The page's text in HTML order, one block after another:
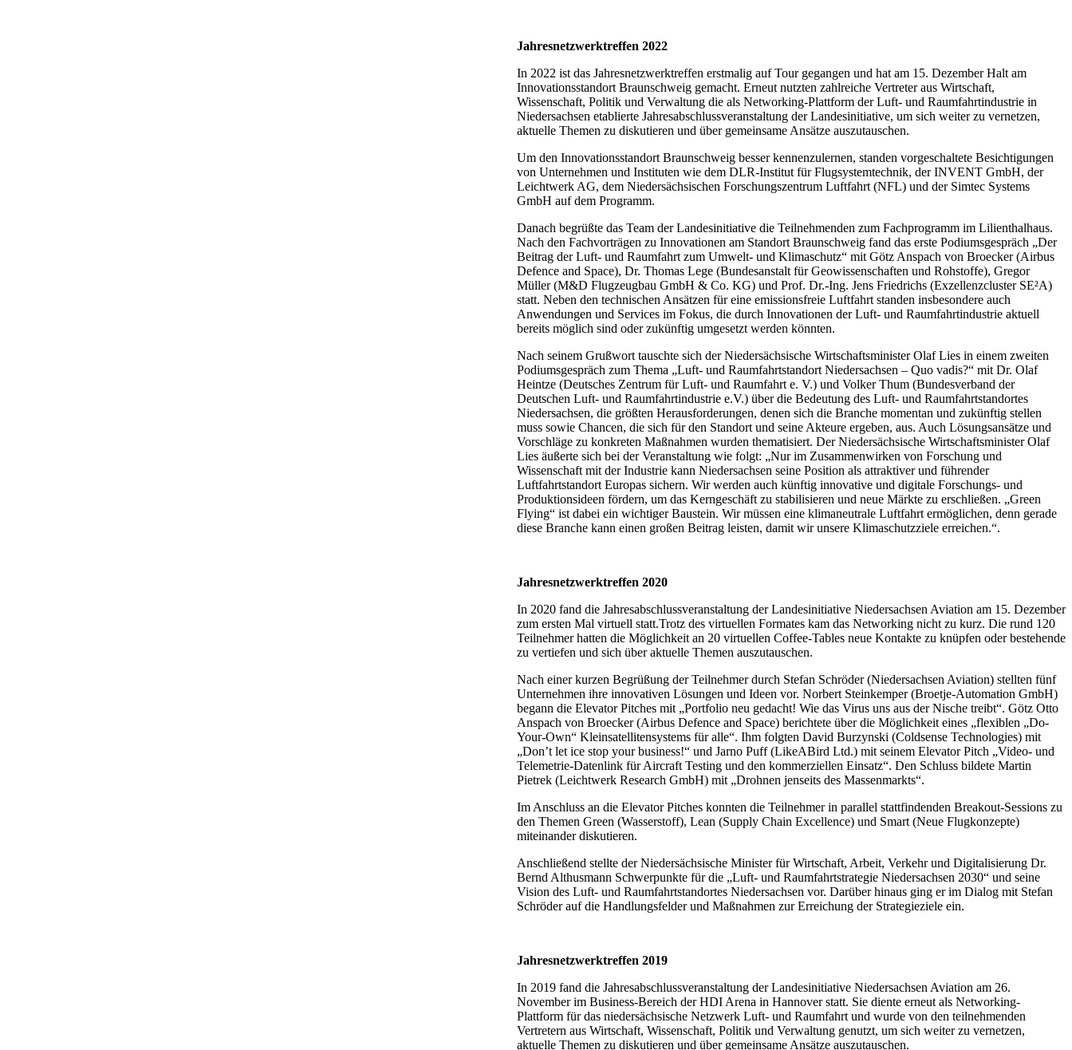
Jahresnetzwerktreffen 2022
In 2022 ist das Jahresnetzwerktreffen erstmalig auf Tour gegangen und hat am 15. Dezember Halt am
Innovationsstandort Braunschweig gemacht. Erneut nutzten zahlreiche Vertreter aus Wirtschaft,
Wissenschaft, Politik und Verwaltung die als Networking-Plattform der Luft- und Raumfahrtindustrie in
Niedersachsen etablierte Jahresabschlussveranstaltung der Landesinitiative, um sich weiter zu vernetzen,
aktuelle Themen zu diskutieren und über gemeinsame Ansätze auszutauschen.
Um den Innovationsstandort Braunschweig besser kennenzulernen, standen vorgeschaltete Besichtigungen
von Unternehmen und Instituten wie dem DLR-Institut für Flugsystemtechnik, der INVENT GmbH, der
Leichtwerk AG, dem Niedersächsischen Forschungszentrum Luftfahrt (NFL) und der Simtec Systems
GmbH auf dem Programm.
Danach begrüßte das Team der Landesinitiative die Teilnehmenden zum Fachprogramm im Lilienthalhaus.
Nach den Fachvorträgen zu Innovationen am Standort Braunschweig fand das erste Podiumsgespräch „Der
Beitrag der Luft- und Raumfahrt zum Umwelt- und Klimaschutz“ mit Götz Anspach von Broecker (Airbus
Defence and Space), Dr. Thomas Lege (Bundesanstalt für Geowissenschaften und Rohstoffe), Gregor
Müller (M&D Flugzeugbau GmbH & Co. KG) und Prof. Dr.-Ing. Jens Friedrichs (Exzellenzcluster SE²A)
statt. Neben den technischen Ansätzen für eine emissionsfreie Luftfahrt standen insbesondere auch
Anwendungen und Services im Fokus, die durch Innovationen der Luft- und Raumfahrtindustrie aktuell
bereits möglich sind oder zukünftig umgesetzt werden könnten.
Nach seinem Grußwort tauschte sich der Niedersächsische Wirtschaftsminister Olaf Lies in einem zweiten
Podiumsgespräch zum Thema „Luft- und Raumfahrtstandort Niedersachsen – Quo vadis?“ mit Dr. Olaf
Heintze (Deutsches Zentrum für Luft- und Raumfahrt e. V.) und Volker Thum (Bundesverband der
Deutschen Luft- und Raumfahrtindustrie e.V.) über die Bedeutung des Luft- und Raumfahrtstandortes
Niedersachsen, die größten Herausforderungen, denen sich die Branche momentan und zukünftig stellen
muss sowie Chancen, die sich für den Standort und seine Akteure ergeben, aus. Auch Lösungsansätze und
Vorschläge zu konkreten Maßnahmen wurden thematisiert. Der Niedersächsische Wirtschaftsminister Olaf
Lies äußerte sich bei der Veranstaltung wie folgt: „Nur im Zusammenwirken von Forschung und
Wissenschaft mit der Industrie kann Niedersachsen seine Position als attraktiver und führender
Luftfahrtstandort Europas sichern. Wir werden auch künftig innovative und digitale Forschungs- und
Produktionsideen fördern, um das Kerngeschäft zu stabilisieren und neue Märkte zu erschließen. „Green
Flying“ ist dabei ein wichtiger Baustein. Wir müssen eine klimaneutrale Luftfahrt ermöglichen, denn gerade
diese Branche kann einen großen Beitrag leisten, damit wir unsere Klimaschutzziele erreichen.“.
Jahresnetzwerktreffen 2020
In 2020 fand die Jahresabschlussveranstaltung der Landesinitiative Niedersachsen Aviation am 15. Dezember
zum ersten Mal virtuell statt.Trotz des virtuellen Formates kam das Networking nicht zu kurz. Die rund 120
Teilnehmer hatten die Möglichkeit an 20 virtuellen Coffee-Tables neue Kontakte zu knüpfen oder bestehende
zu vertiefen und sich über aktuelle Themen auszutauschen.
Nach einer kurzen Begrüßung der Teilnehmer durch Stefan Schröder (Niedersachsen Aviation) stellten fünf
Unternehmen ihre innovativen Lösungen und Ideen vor. Norbert Steinkemper (Broetje-Automation GmbH)
begann die Elevator Pitches mit „Portfolio neu gedacht! Wie das Virus uns aus der Nische treibt“. Götz Otto
Anspach von Broecker (Airbus Defence and Space) berichtete über die Möglichkeit eines „flexiblen „Do-
Your-Own“ Kleinsatellitensystems für alle“. Ihm folgten David Burzynski (Coldsense Technologies) mit
„Don’t let ice stop your business!“ und Jarno Puff (LikeABird Ltd.) mit seinem Elevator Pitch „Video- und
Telemetrie-Datenlink für Aircraft Testing und den kommerziellen Einsatz“. Den Schluss bildete Martin
Pietrek (Leichtwerk Research GmbH) mit „Drohnen jenseits des Massenmarkts“.
Im Anschluss an die Elevator Pitches konnten die Teilnehmer in parallel stattfindenden Breakout-Sessions zu
den Themen Green (Wasserstoff), Lean (Supply Chain Excellence) und Smart (Neue Flugkonzepte)
miteinander diskutieren.
Anschließend stellte der Niedersächsische Minister für Wirtschaft, Arbeit, Verkehr und Digitalisierung Dr.
Bernd Althusmann Schwerpunkte für die „Luft- und Raumfahrtstrategie Niedersachsen 2030“ und seine
Vision des Luft- und Raumfahrtstandortes Niedersachsen vor. Darüber hinaus ging er im Dialog mit Stefan
Schröder auf die Handlungsfelder und Maßnahmen zur Erreichung der Strategieziele ein.
Jahresnetzwerktreffen 2019
In 2019 fand die Jahresabschlussveranstaltung der Landesinitiative Niedersachsen Aviation am 26.
November im Business-Bereich der HDI Arena in Hannover statt. Sie diente erneut als Networking-
Plattform für das niedersächsische Netzwerk Luft- und Raumfahrt und wurde von den teilnehmenden
Vertretern aus Wirtschaft, Wissenschaft, Politik und Verwaltung genutzt, um sich weiter zu vernetzen,
aktuelle Themen zu diskutieren und über gemeinsame Ansätze auszutauschen.